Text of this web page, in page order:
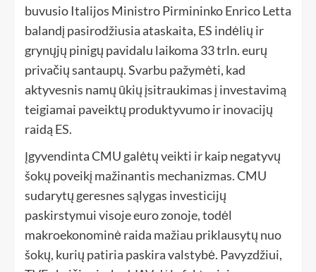
buvusio Italijos Ministro Pirmininko Enrico Letta
balandį pasirodžiusia ataskaita, ES indėlių ir
grynųjų pinigų pavidalu laikoma 33 trln. eurų
privačių santaupų. Svarbu pažymėti, kad
aktyvesnis namų ūkių įsitraukimas į investavimą
teigiamai paveiktų produktyvumo ir inovacijų
raidą ES.
Įgyvendinta CMU galėtų veikti ir kaip negatyvų
šokų poveikį mažinantis mechanizmas. CMU
sudarytų geresnes sąlygas investicijų
paskirstymui visoje euro zonoje, todėl
makroekonominė raida mažiau priklausytų nuo
šokų, kurių patiria paskira valstybė. Pavyzdžiui,